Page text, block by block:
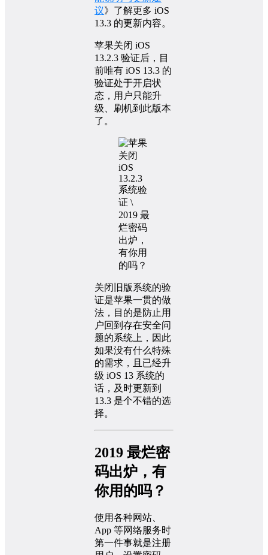
议》了解更多 iOS
13.3 的更新内容。
苹果关闭 iOS
13.2.3 验证后，目
前唯有 iOS 13.3 的
验证处于开启状
态，用户只能升
级、刷机到此版本
了。
关闭旧版系统的验
证是苹果一贯的做
法，目的是防止用
户回到存在安全问
题的系统上，因此
如果没有什么特殊
的需求，且已经升
级 iOS 13 系统的
话，及时更新到
13.3 是个不错的选
择。
2019 最烂密
码出炉，有
你用的吗？
使用各种网站、
App 等网络服务时
第一件事就是注册